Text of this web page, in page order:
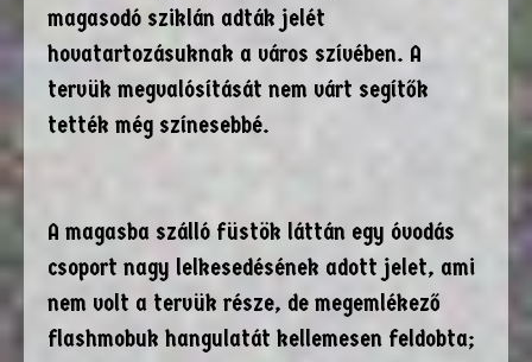
magasodó sziklán adták jelét
hovatartozásuknak a város szívében. A
tervük megvalósítását nem várt segítők
tették még színesebbé.
A magasba szálló füstök láttán egy óvodás
csoport nagy lelkesedésének adott jelet, ami
nem volt a tervük része, de megemlékező
flashmobuk hangulatát kellemesen feldobta;